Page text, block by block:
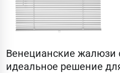
Венецианские жалюзи
идеальное решение